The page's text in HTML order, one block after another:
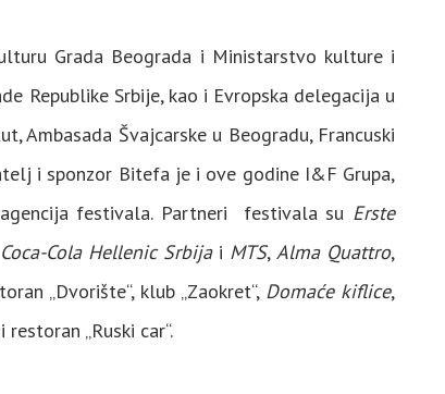
Grada Beograda i Ministarstvo kulture i
Republike Srbije, kao i Evropska delegacija u
Ambasada Švajcarske u Beogradu, Francuski
i sponzor Bitefa je i ove godine I&F Grupa,
festivala. Partneri festivala su Erste
Coca-Cola Hellenic Srbijai MTS, Alma Quattro,
„Dvorište“, klub „Zaokret“, Domaće kiflice,
restoran „Ruski car“.